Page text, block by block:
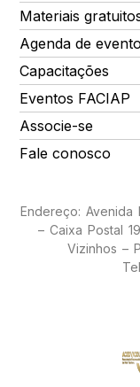
Materiais
Agenda de
Capacitações
Eventos FACIAP
Associe-se
Fale conosco
Endereço: Avenida
– Caixa Postal
Vizinhos –